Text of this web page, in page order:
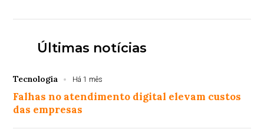
Últimas notícias
Tecnologia Há 1 mês
Falhas no atendimento digital elevam custos
das empresas